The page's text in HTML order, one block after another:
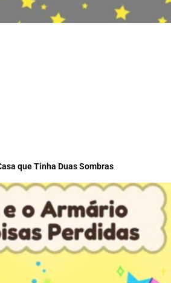
que Tinha Duas Sombras